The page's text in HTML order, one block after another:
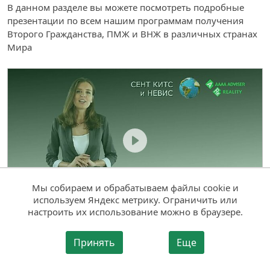
В данном разделе вы можете посмотреть подробные
презентации по всем нашим программам получения
Второго Гражданства, ПМЖ и ВНЖ в различных странах
Мира
ПРОГРАММА ПОЛУЧЕНИЯ ВТОРОГО ГРАЖДАНСТВА
СЕНТ КИТС И НЕВИС
Мы собираем и обрабатываем файлы cookie и
используем Яндекс метрику. Ограничить или
настроить их использование можно в браузере.
Принять Еще